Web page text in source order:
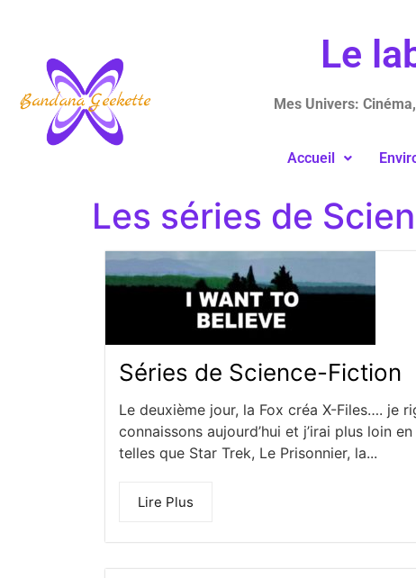
Le
Mes Univers:
Accueil
Les séries de
Séries de Science-Fiction
Le deuxième jour, la Fox créa X-Files…. je
connaissons aujourd’hui et j’irai plus loin
telles que Star Trek, Le Prisonnier, la...
Lire Plus